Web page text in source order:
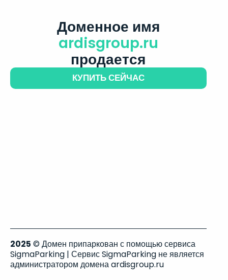
Доменное имя
ardisgroup.ru
продается
КУПИТЬ СЕЙЧАС
2025 © Домен припаркован с помощью сервиса
SigmaParking | Сервис SigmaParking не является
администратором домена ardisgroup.ru